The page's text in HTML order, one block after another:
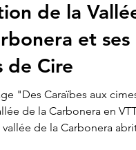
:
de la Vallée
et ses
de Cire
"Des Caraïbes aux cimes